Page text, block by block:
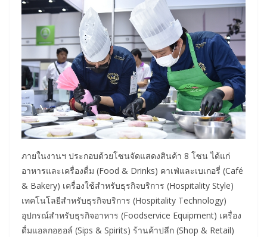
ภายในงานฯ ประกอบด้วยโซนจัดแสดงสินค้า 8 โซน ได้แก่
อาหารและเครื่องดื่ม (Food & Drinks) คาเฟ่และเบเกอรี่ (Café
& Bakery) เครื่องใช้สำหรับธุรกิจบริการ (Hospitality Style)
เทคโนโลยีสำหรับธุรกิจบริการ (Hospitality Technology)
อุปกรณ์สำหรับธุรกิจอาหาร (Foodservice Equipment) เครื่อง
ดื่มแอลกอฮอล์ (Sips & Spirits) ร้านค้าปลีก (Shop & Retail)